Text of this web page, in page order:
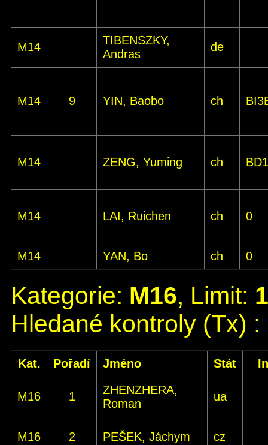
M14
TIBENSZKY,
Andras
de
M14 9 YIN, Baobo ch
M14 ZENG, Yuming ch
M14 LAI, Ruichen ch 0
M14 YAN, Bo ch 0
Kategorie: M16, Limit:
Hledané kontroly (Tx) :
Kat. Pořadí Jméno Stát
M16 1
ZHENZHERA,
Roman
ua
M16 2 PEŠEK, Jáchym cz